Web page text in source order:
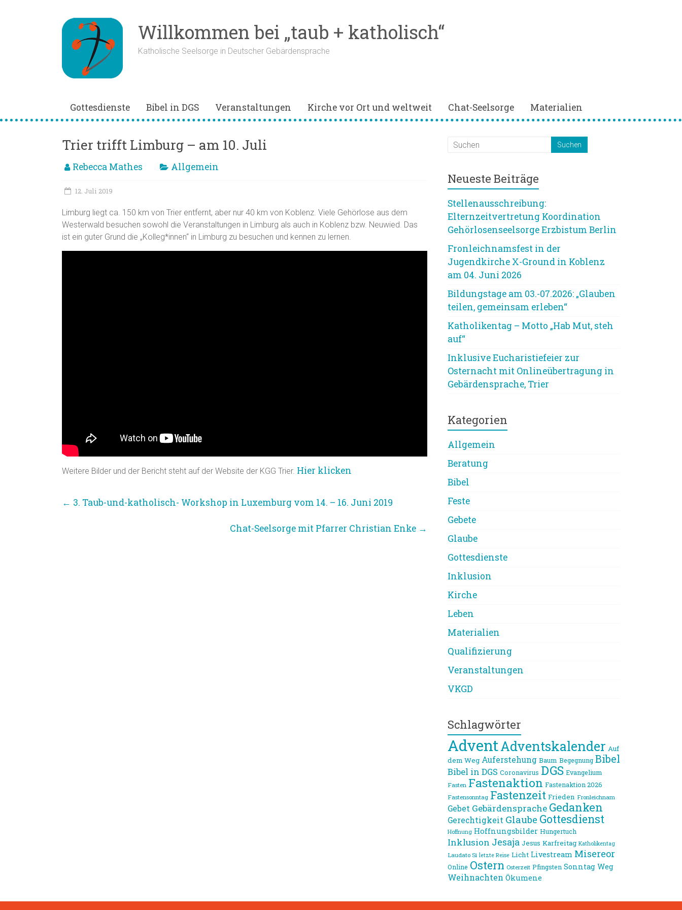
Willkommen bei „taub + katholisch“
Katholische Seelsorge in Deutscher Gebärdensprache
Gottesdienste Bibel in DGS Veranstaltungen Kirche vor Ort und weltweit Chat-Seelsorge Materialien
Trier trifft Limburg – am 10. Juli
Rebecca Mathes Allgemein
12. Juli 2019
Limburg liegt ca. 150 km von Trier entfernt, aber nur 40 km von Koblenz. Viele Gehörlose aus dem
Westerwald besuchen sowohl die Veranstaltungen in Limburg als auch in Koblenz bzw. Neuwied. Das
ist ein guter Grund die „Kolleg*innen“ in Limburg zu besuchen und kennen zu lernen.
Weitere Bilder und der Bericht steht auf der Website der KGG Trier. Hier klicken
← 3. Taub-und-katholisch- Workshop in Luxemburg vom 14. – 16. Juni 2019
Chat-Seelsorge mit Pfarrer Christian Enke →
Neueste Beiträge
Stellenausschreibung:
Elternzeitvertretung Koordination
Gehörlosenseelsorge Erzbistum Berlin
Fronleichnamsfest in der
Jugendkirche X-Ground in Koblenz
am 04. Juni 2026
Bildungstage am 03.-07.2026: „Glauben
teilen, gemeinsam erleben“
Katholikentag – Motto „Hab Mut, steh
auf“
Inklusive Eucharistiefeier zur
Osternacht mit Onlineübertragung in
Gebärdensprache, Trier
Kategorien
Allgemein
Beratung
Bibel
Feste
Gebete
Glaube
Gottesdienste
Inklusion
Kirche
Leben
Materialien
Qualifizierung
Veranstaltungen
VKGD
Schlagwörter
AdventAdventskalender Auf
dem Weg Auferstehung Baum Begegnung Bibel
Bibel in DGS Coronavirus DGS Evangelium
Fasten Fastenaktion Fastenaktion 2026
Fastensonntag Fastenzeit Frieden Fronleichnam
Gebet Gebärdensprache Gedanken
Gerechtigkeit Glaube Gottesdienst
Hoffnung Hoffnungsbilder Hungertuch
Inklusion Jesaja Jesus Karfreitag Katholikentag
Laudato Si letzte Reise Licht Livestream Misereor
Online Ostern Osterzeit Pfingsten Sonntag Weg
Weihnachten Ökumene